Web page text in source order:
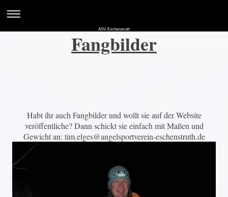
ASV-Eschenstruth
Fangbilder
Habt ihr auch Fangbilder und wollt sie auf der Website
veröffentliche? Dann schickt sie einfach mit Maßen und
Gewicht an: tim.elges@angelsportverein-eschenstruth.de